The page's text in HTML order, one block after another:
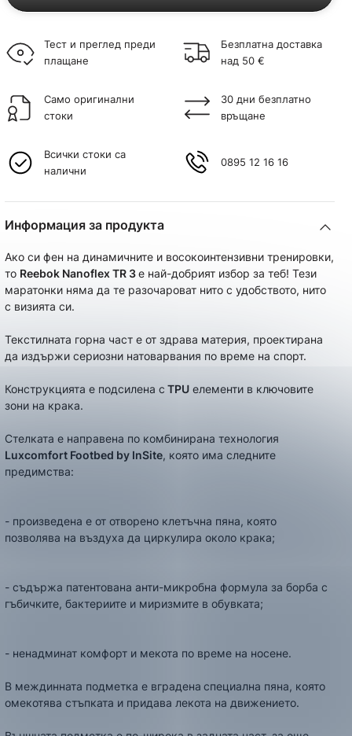
Тест и преглед преди
плащане
Безплатна доставка
над 50 €
Само оригинални
стоки
30 дни безплатно
връщане
Всички стоки са
налични
0895 12 16 16
Информация за продукта
Ако си фен на динамичните и восокоинтензивни тренировки,
то Reebok Nanoflex TR 3е най-добрият избор за теб! Тези
маратонки няма да те разочароват нито с удобството, нито
с визията си.
Текстилната горна част e от здрава материя, проектирана
да издържи сериозни натоварвания по време на спорт.
Конструкцията е подсилена с TPU елементи в ключовите
зони на крака.
Стелката е направена по комбинирана технология
Luxcomfort Footbed by InSite, която има следните
предимства:
- произведена е от отворено клетъчна пяна, която
позволява на въздуха да циркулира около крака;
- съдържа патентована анти-микробна формула за борба с
гъбичките, бактериите и миризмите в обувката;
- ненадминат комфорт и мекота по време на носене.
В междинната подметка е вградена специална пяна, която
омекотява стъпката и придава лекота на движението.